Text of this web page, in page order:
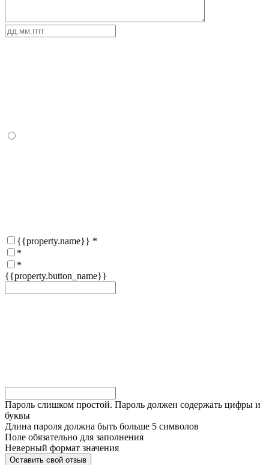
{{property.name}} *
*
*
{{property.button_name}}
Пароль слишком простой. Пароль должен содержать цифры и
буквы
Длина пароля должна быть больше 5 символов
Поле обязательно для заполнения
Неверный формат значения